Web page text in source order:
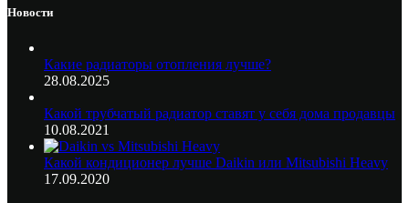
Новости
Какие радиаторы отопления лучше?
28.08.2025
Какой трубчатый радиатор ставят у себя дома продавцы
10.08.2021
Какой кондиционер лучше Daikin или Mitsubishi Heavy
17.09.2020